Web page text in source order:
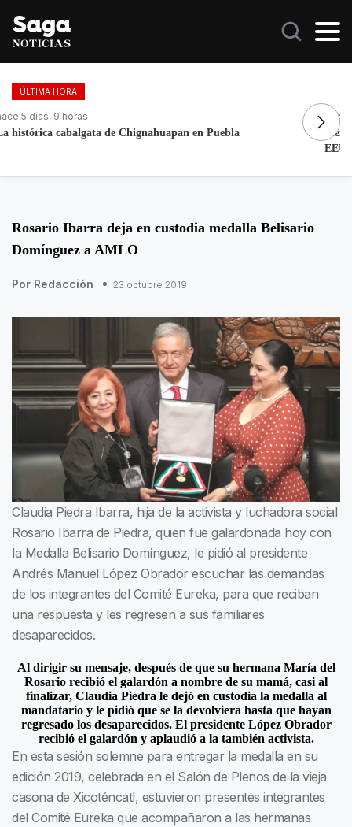
ÚLTIMA HORA
hace 1 día, 8 horas
Mexicano se declara culpable de lavar más de 1.9 MDD en
Rosario Ibarra deja en custodia medalla Belisario
Domínguez a AMLO
Por Redacción 23 octubre 2019
Claudia Piedra Ibarra, hija de la activista y luchadora social
Rosario Ibarra de Piedra, quien fue galardonada hoy con
la Medalla Belisario Domínguez, le pidió al presidente
Andrés Manuel López Obrador escuchar las demandas
de los integrantes del Comité Eureka, para que reciban
una respuesta y les regresen a sus familiares
desaparecidos.
Al dirigir su mensaje, después de que su hermana María del
Rosario recibió el galardón a nombre de su mamá, casi al
finalizar, Claudia Piedra le dejó en custodia la medalla al
mandatario y le pidió que se la devolviera hasta que hayan
regresado los desaparecidos. El presidente López Obrador
recibió el galardón y aplaudió a la también activista.
En esta sesión solemne para entregar la medalla en su
edición 2019, celebrada en el Salón de Plenos de la vieja
casona de Xicoténcatl, estuvieron presentes integrantes
del Comité Eureka que acompañaron a las hermanas